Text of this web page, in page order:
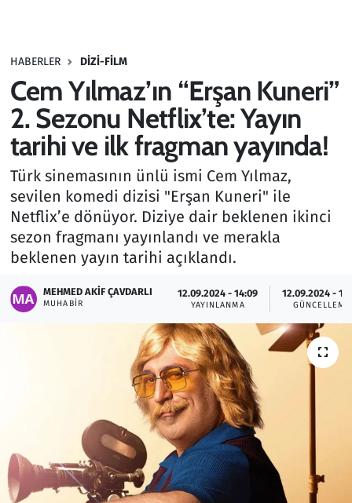
HABERLER DIZI-FILM
Cem Yılmaz’ın “Erşan Kuneri”
2. Sezonu Netflix’te: Yayın
tarihi ve ilk fragman yayında!
Türk sinemasının ünlü ismi Cem Yılmaz,
sevilen komedi dizisi "Erşan Kuneri" ile
Netflix’e dönüyor. Diziye dair beklenen ikinci
sezon fragmanı yayınlandı ve merakla
beklenen yayın tarihi açıklandı.
MEHMED AKIF ÇAVDARLI
MUHABIR
12.09.2024 - 14:09
YAYINLANMA
12.09.2024 -
GÜNCELLEME
Haber
Kültür Sanat
Kurumsal Haberler
Lezzet Durağı
Memur ve Kamu
Otomobil
Oyun
Rüya Tabirleri
Sağlık